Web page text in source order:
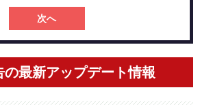
次へ
最新アップデート情報